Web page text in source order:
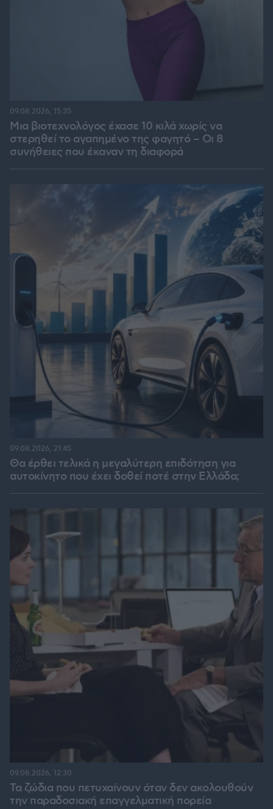
Μια βιοτεχνολόγος έχασε 10 κιλά χωρίς να
στερηθεί το αγαπημένο της φαγητό – Οι 8
συνήθειες που έκαναν τη διαφορά
09.08.2026, 15:35
Θα έρθει τελικά η μεγαλύτερη επιδότηση για
αυτοκίνητο που έχει δοθεί ποτέ στην Ελλάδα;
09.08.2026, 21:45
Τα ζώδια που πετυχαίνουν όταν δεν ακολουθούν
την παραδοσιακή επαγγελματική πορεία
09.08.2026, 12:30